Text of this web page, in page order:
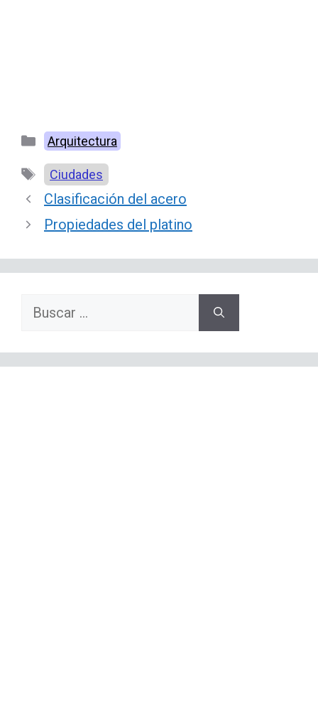
Categorías
Arquitectura
Etiquetas
Ciudades
Clasificación del acero
Propiedades del platino
Buscar: